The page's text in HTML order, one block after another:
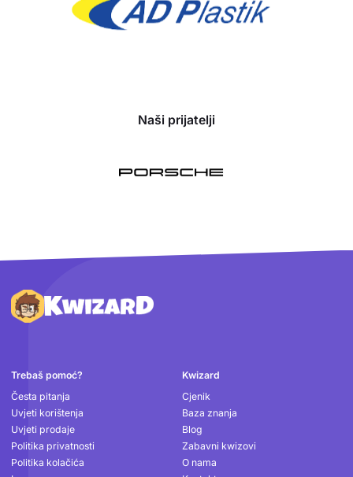
Naši prijatelji
Podnožje
Trebaš pomoć?
Česta pitanja
Uvjeti korištenja
Uvjeti prodaje
Politika privatnosti
Politika kolačića
Kwizard
Cjenik
Baza znanja
Blog
Zabavni kwizovi
O nama